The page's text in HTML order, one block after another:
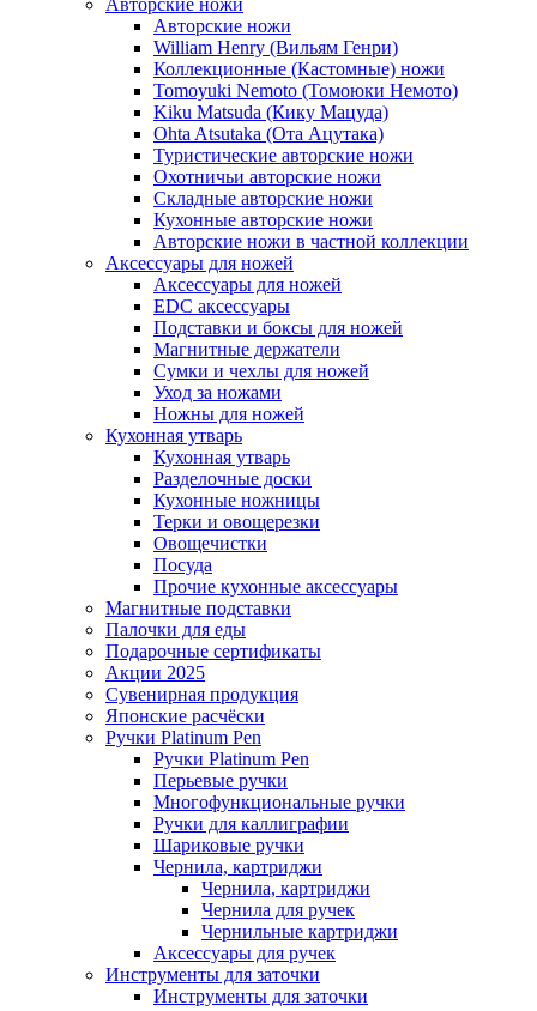
Авторские ножи
William Henry (Вильям Генри)
Коллекционные (Кастомные) ножи
Tomoyuki Nemoto (Томоюки Немото)
Kiku Matsuda (Кику Мацуда)
Ohta Atsutaka (Ота Ацутака)
Туристические авторские ножи
Охотничьи авторские ножи
Складные авторские ножи
Кухонные авторские ножи
Авторские ножи в частной коллекции
Аксессуары для ножей
Аксессуары для ножей
EDC аксессуары
Подставки и боксы для ножей
Магнитные держатели
Сумки и чехлы для ножей
Уход за ножами
Ножны для ножей
Кухонная утварь
Кухонная утварь
Разделочные доски
Кухонные ножницы
Терки и овощерезки
Овощечистки
Посуда
Прочие кухонные аксессуары
Магнитные подставки
Палочки для еды
Подарочные сертификаты
Акции 2025
Сувенирная продукция
Японские расчёски
Ручки Platinum Pen
Ручки Platinum Pen
Перьевые ручки
Многофункциональные ручки
Ручки для каллиграфии
Шариковые ручки
Чернила, картриджи
Чернила, картриджи
Чернила для ручек
Чернильные картриджи
Аксессуары для ручек
Инструменты для заточки
Инструменты для заточки